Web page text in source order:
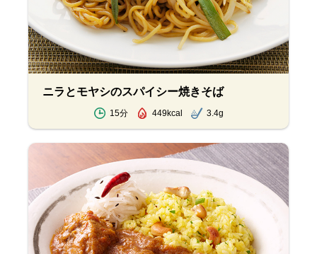
ニラとモヤシのスパイシー焼きそば
15分 449kcal 3.4g